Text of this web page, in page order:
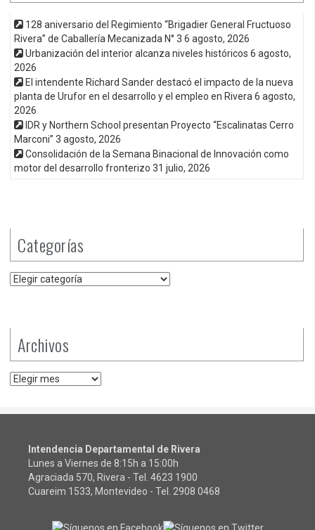
128 aniversario del Regimiento “Brigadier General Fructuoso
Rivera” de Caballería Mecanizada N° 3 6 agosto, 2026
Urbanización del interior alcanza niveles históricos 6 agosto,
2026
El intendente Richard Sander destacó el impacto de la nueva
planta de Urufor en el desarrollo y el empleo en Rivera6 agosto,
2026
IDR y Northern School presentan Proyecto “Escalinatas Cerro
Marconi” 3 agosto, 2026
Consolidación de la Semana Binacional de Innovación como
motor del desarrollo fronterizo 31 julio, 2026
Categorías
Categorías
Archivos
Archivos
Intendencia Departamental de Rivera
Lunes a Viernes de 8:15h a 15:00h
Agraciada 570, Rivera - Tel. 4623 1900
Cuareim 1533, Montevideo - Tel. 2908 0468